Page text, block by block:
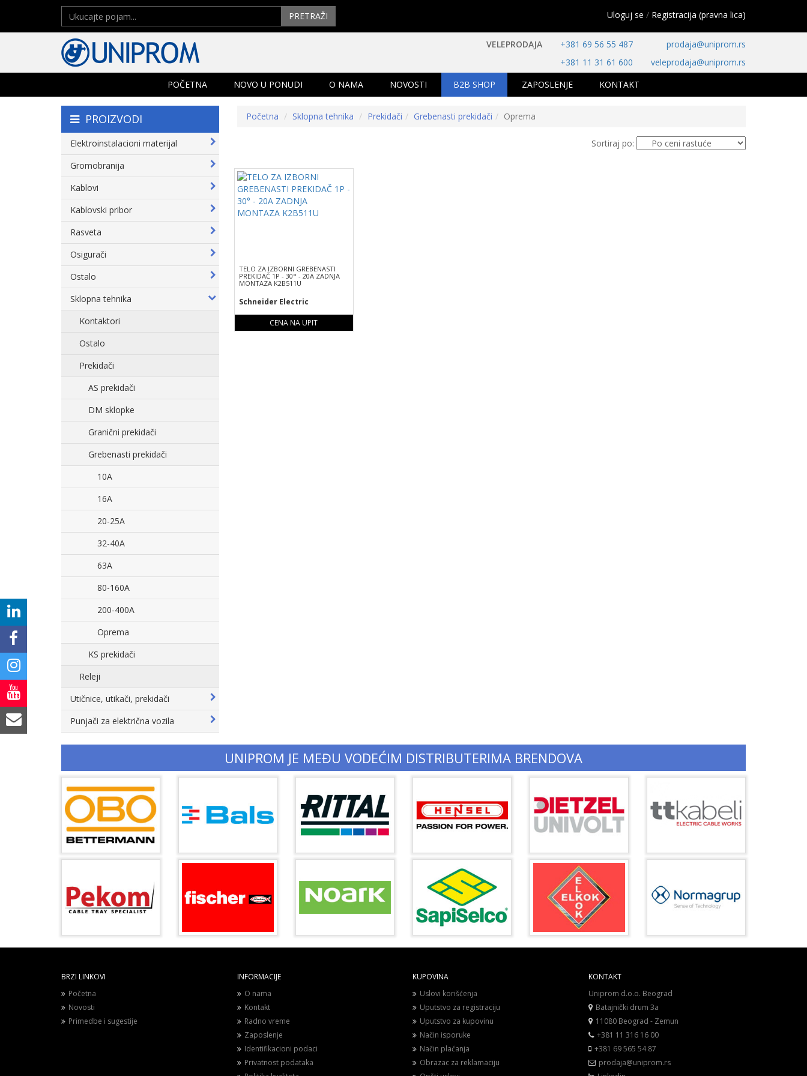
PRETRAŽI Uloguj se / Registracija (pravna lica)
VELEPRODAJA +381 69 56 55 487
prodaja@uniprom.rs
+381 11 31 61 600
veleprodaja@uniprom.rs
POČETNA
NOVO U PONUDI O NAMA NOVOSTI B2B SHOP ZAPOSLENJE KONTAKT
PROIZVODI
Elektroinstalacioni materijal
Gromobranija
Kablovi
Kablovski pribor
Rasveta
Osigurači
Ostalo
Sklopna tehnika
Kontaktori
Ostalo
Prekidači
AS prekidači
DM sklopke
Granični prekidači
Grebenasti prekidači
10A
16A
20-25A
32-40A
63A
80-160A
200-400A
Oprema
KS prekidači
Releji
Utičnice, utikači, prekidači
Punjači za električna vozila
Početna Sklopna tehnika Prekidači Grebenasti prekidači Oprema
Sortiraj po:
TELO ZA IZBORNI GREBENASTI
PREKIDAČ 1P - 30° - 20A ZADNJA
MONTAZA K2B511U
Schneider Electric
CENA NA UPIT
UNIPROM JE MEĐU VODEĆIM DISTRIBUTERIMA BRENDOVA
BRZI LINKOVI
Početna
Novosti
Primedbe i sugestije
INFORMACIJE
O nama
Kontakt
Radno vreme
Zaposlenje
Identifikacioni podaci
Privatnost podataka
KUPOVINA
Uslovi korišćenja
Uputstvo za registraciju
Uputstvo za kupovinu
Način isporuke
Način plaćanja
Obrazac za reklamaciju
KONTAKT
Uniprom d.o.o. Beograd
Batajnički drum 3a
11080 Beograd - Zemun
+381 11 316 16 00
+381 69 565 54 87
prodaja@uniprom.rs